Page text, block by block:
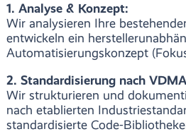
1. Analyse & Konzept:
Wir analysieren Ihre
entwickeln ein
Automatisierungskonzept
2. Standardisierung nach VDMA
Wir strukturieren und
nach etablierten
standardisierte Code-